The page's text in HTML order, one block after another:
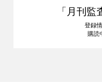
「月刊監
登録
購読